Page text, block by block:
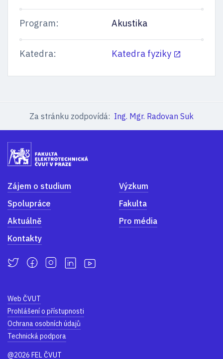
Program: Akustika
Katedra: Katedra fyziky
Za stránku zodpovídá: Ing. Mgr. Radovan Suk
Zájem o studium
Výzkum
Spolupráce
Fakulta
Aktuálně
Pro média
Kontakty
Web ČVUT
Prohlášení o přístupnosti
Ochrana osobních údajů
Technická podpora
@2026 FEL ČVUT